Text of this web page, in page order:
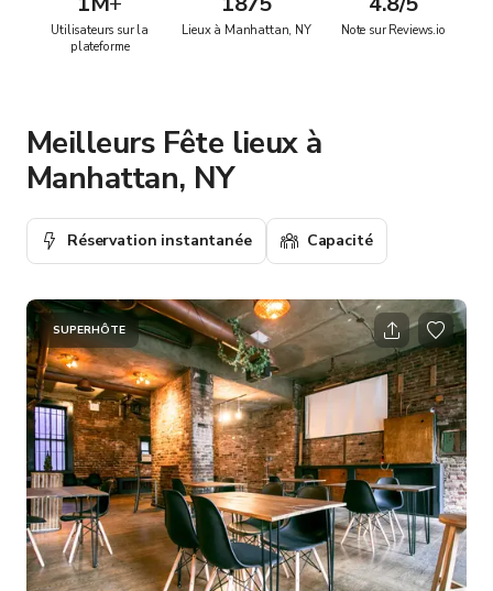
Utilisateurs sur la
plateforme
Lieux à Manhattan, NY Note sur Reviews.io
Meilleurs Fête lieux à
Manhattan, NY
Réservation instantanée Capacité
SUPERHÔTE